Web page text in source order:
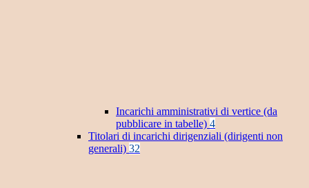
Incarichi amministrativi di vertice (da
pubblicare in tabelle) 4
Titolari di incarichi dirigenziali (dirigenti non
generali) 32